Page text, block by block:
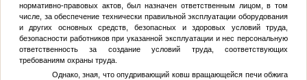
нормативно-правовых актов, был назначен ответственным лицом, в том
числе, за обеспечение технически правильной эксплуатации оборудования
и других основных средств, безопасных и здоровых условий труда,
безопасности работников при указанной эксплуатации и нес персональную
ответственность за создание условий труда, соответствующих
требованиям охраны труда.
Однако, зная, что опудривающий ковш вращающейся печи обжига